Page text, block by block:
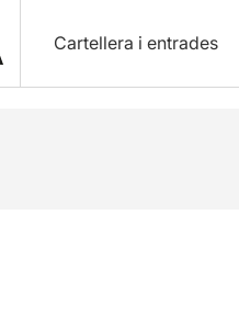
Cartellera i entrades